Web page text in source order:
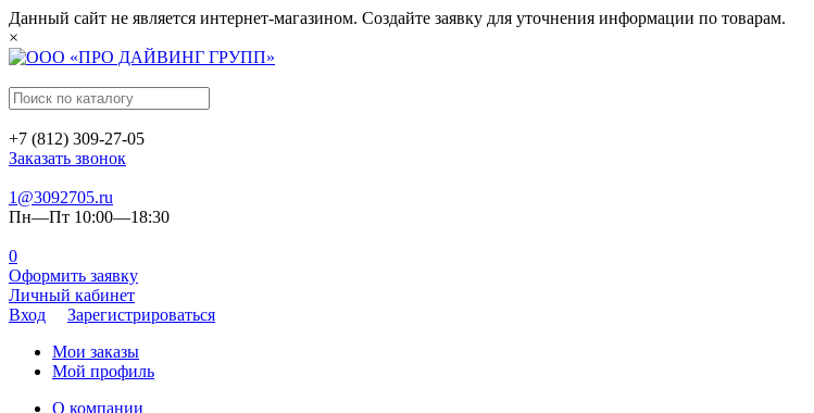
Данный сайт не является интернет-магазином. Создайте заявку для уточнения информации по товарам.
×
+7 (812) 309-27-05
Заказать звонок
1@3092705.ru
Пн—Пт 10:00—18:30
0
Оформить заявку
Личный кабинет
Вход
Зарегистрироваться
Мои заказы
Мой профиль
О компании